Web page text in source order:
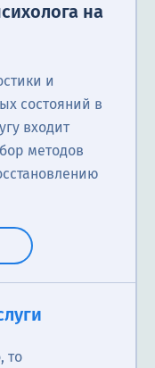
на
и
состояний в
входит
методов
то